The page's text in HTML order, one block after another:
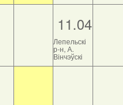
11.04
Лепельскі
р-н, А.
Вінчэўскі